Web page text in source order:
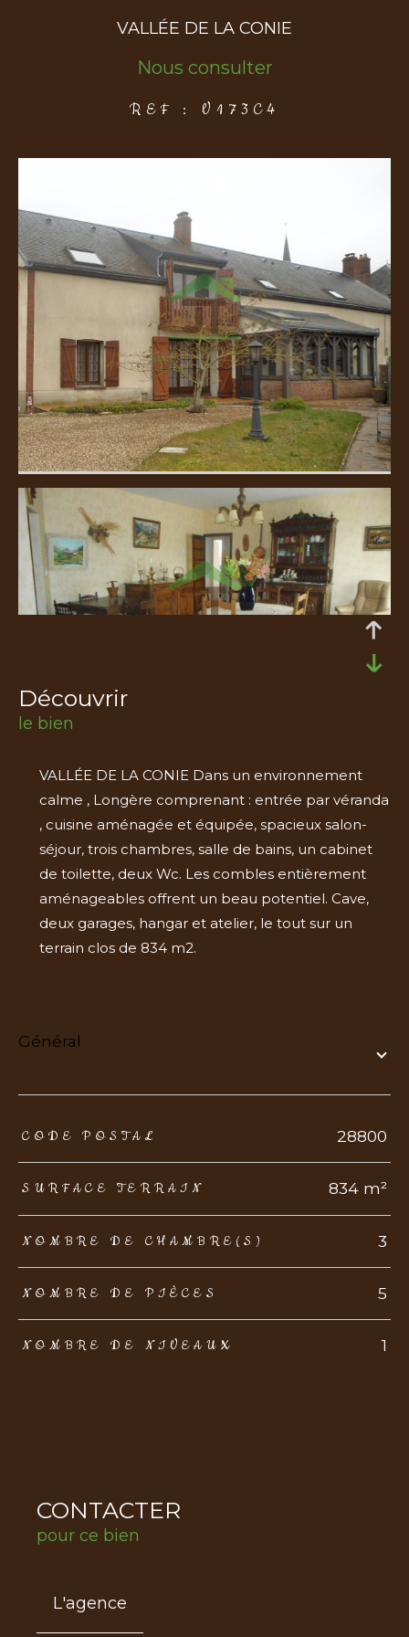
VALLÉE DE LA CONIE
Nous consulter
REF : V173C4
découvrir
le bien
VALLÉE DE LA CONIE Dans un environnement
calme , Longère comprenant : entrée par véranda
, cuisine aménagée et équipée, spacieux salon-
séjour, trois chambres, salle de bains, un cabinet
de toilette, deux Wc. Les combles entièrement
aménageables offrent un beau potentiel. Cave,
deux garages, hangar et atelier, le tout sur un
terrain clos de 834 m2.
général
TRAD_ZEPHYR_Caracteristique TRAD_ZEPHYR_Valeurs
CODE POSTAL 28800
SURFACE TERRAIN 834 m²
NOMBRE DE CHAMBRE(S) 3
NOMBRE DE PIÈCES 5
NOMBRE DE NIVEAUX 1
CONTACTER
pour ce bien
L'agence